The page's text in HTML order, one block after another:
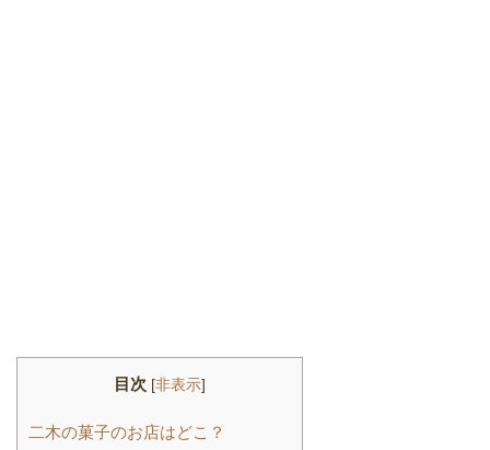
目次 [非表示]
二木の菓子のお店はどこ？